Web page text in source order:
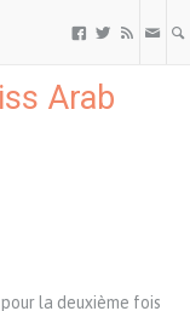
  
Arab
pour la deuxième fois